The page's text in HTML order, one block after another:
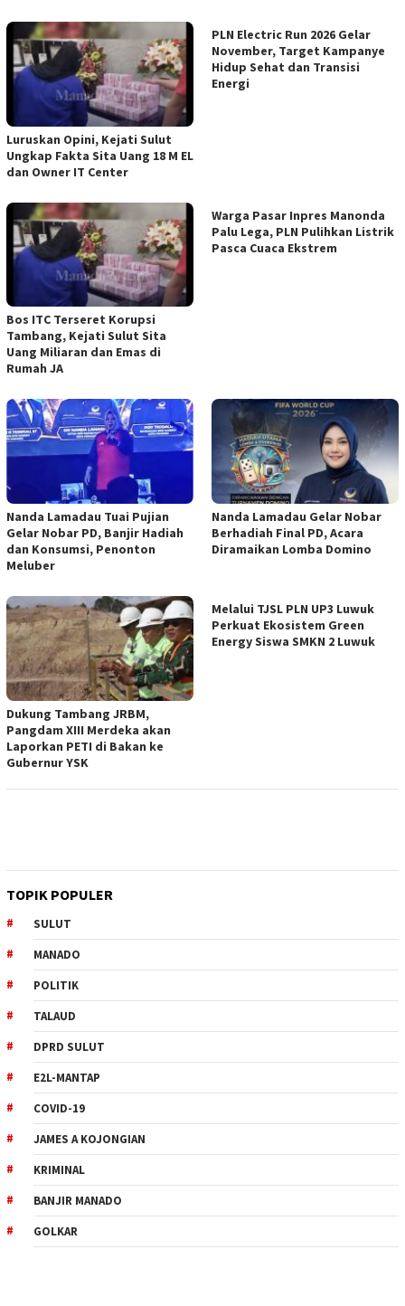
Luruskan Opini, Kejati Sulut
Ungkap Fakta Sita Uang 18 M EL
dan Owner IT Center
PLN Electric Run 2026 Gelar
November, Target Kampanye
Hidup Sehat dan Transisi
Energi
Bos ITC Terseret Korupsi
Tambang, Kejati Sulut Sita
Uang Miliaran dan Emas di
Rumah JA
Warga Pasar Inpres Manonda
Palu Lega, PLN Pulihkan Listrik
Pasca Cuaca Ekstrem
Nanda Lamadau Tuai Pujian
Gelar Nobar PD, Banjir Hadiah
dan Konsumsi, Penonton
Meluber
Nanda Lamadau Gelar Nobar
Berhadiah Final PD, Acara
Diramaikan Lomba Domino
Dukung Tambang JRBM,
Pangdam XIII Merdeka akan
Laporkan PETI di Bakan ke
Gubernur YSK
Melalui TJSL PLN UP3 Luwuk
Perkuat Ekosistem Green
Energy Siswa SMKN 2 Luwuk
TOPIK POPULER
SULUT
MANADO
POLITIK
TALAUD
DPRD SULUT
E2L-MANTAP
COVID-19
JAMES A KOJONGIAN
KRIMINAL
BANJIR MANADO
GOLKAR